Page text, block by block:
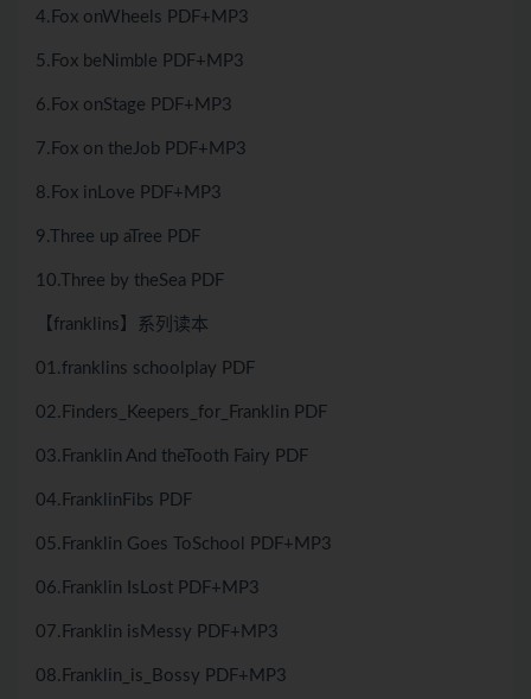
4.Fox onWheels PDF+MP3
5.Fox beNimble PDF+MP3
6.Fox onStage PDF+MP3
7.Fox on theJob PDF+MP3
8.Fox inLove PDF+MP3
9.Three up aTree PDF
10.Three by theSea PDF
【franklins】系列读本
01.franklins schoolplay PDF
02.Finders_Keepers_for_Franklin PDF
03.Franklin And theTooth Fairy PDF
04.FranklinFibs PDF
05.Franklin Goes ToSchool PDF+MP3
06.Franklin IsLost PDF+MP3
07.Franklin isMessy PDF+MP3
08.Franklin_is_Bossy PDF+MP3